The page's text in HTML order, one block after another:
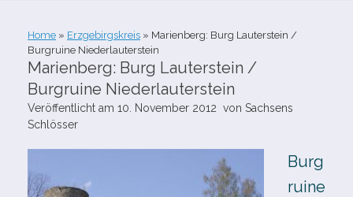
Home » Erzgebirgskreis » Marienberg: Burg Lauterstein /​
Burgruine Niederlauterstein
Marienberg: Burg Lauterstein /​
Burgruine Niederlauterstein
Veröffentlicht am 10. November 2012 von Sachsens
Schlösser
Burg
ruine